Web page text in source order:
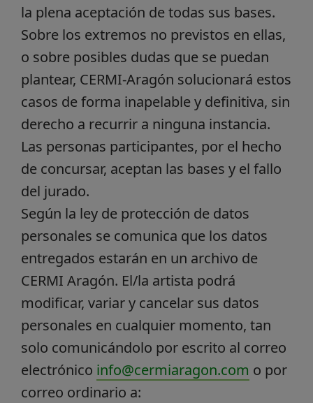
la plena aceptación de todas sus bases.
Sobre los extremos no previstos en ellas,
o sobre posibles dudas que se puedan
plantear, CERMI-Aragón solucionará estos
casos de forma inapelable y definitiva, sin
derecho a recurrir a ninguna instancia.
Las personas participantes, por el hecho
de concursar, aceptan las bases y el fallo
del jurado.
Según la ley de protección de datos
personales se comunica que los datos
entregados estarán en un archivo de
CERMI Aragón. El/la artista podrá
modificar, variar y cancelar sus datos
personales en cualquier momento, tan
solo comunicándolo por escrito al correo
electrónico info@cermiaragon.com o por
correo ordinario a: